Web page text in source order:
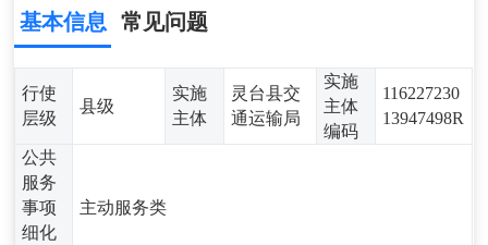
基本信息 常见问题
行使
层级
县级
实施
主体
灵台县交
通运输局
实施
主体
编码
116227230
13947498R
公共
服务
事项
细化
主动服务类